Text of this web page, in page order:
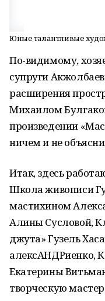
Юные талантливые
По-видимому,
супруги
расширения
Михаилом
произведении
ничем и не
Итак, здесь
Школа живописи
мастихином
Алины Сусловой,
джута» Гузель
алексАНДРиенко,
Екатерины
творческую